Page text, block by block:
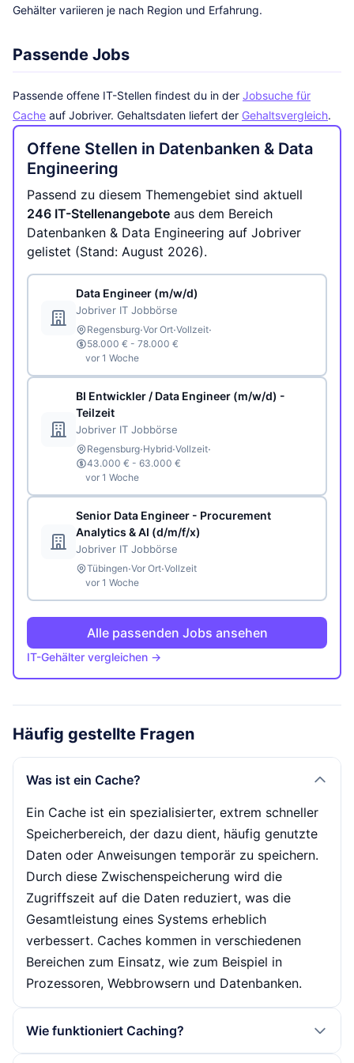
Gehälter variieren je nach Region und Erfahrung.
Passende Jobs
Passende offene IT-Stellen findest du in der Jobsuche für
Cache auf Jobriver. Gehaltsdaten liefert der Gehaltsvergleich.
Offene Stellen in Datenbanken & Data
Engineering
Passend zu diesem Themengebiet sind aktuell
246 IT-Stellenangebote aus dem Bereich
Datenbanken & Data Engineering auf Jobriver
gelistet (Stand: August 2026).
Data Engineer (m/w/d)
Jobriver IT Jobbörse
Regensburg·Vor Ort·Vollzeit·
58.000 € - 78.000 €
vor 1 Woche
BI Entwickler / Data Engineer (m/w/d) -
Teilzeit
Jobriver IT Jobbörse
Regensburg·Hybrid·Vollzeit·
43.000 € - 63.000 €
vor 1 Woche
Senior Data Engineer - Procurement
Analytics & AI (d/m/f/x)
Jobriver IT Jobbörse
Tübingen·Vor Ort·Vollzeit
vor 1 Woche
Alle passenden Jobs ansehen
IT-Gehälter vergleichen →
Häufig gestellte Fragen
Was ist ein Cache?
Ein Cache ist ein spezialisierter, extrem schneller
Speicherbereich, der dazu dient, häufig genutzte
Daten oder Anweisungen temporär zu speichern.
Durch diese Zwischenspeicherung wird die
Zugriffszeit auf die Daten reduziert, was die
Gesamtleistung eines Systems erheblich
verbessert. Caches kommen in verschiedenen
Bereichen zum Einsatz, wie zum Beispiel in
Prozessoren, Webbrowsern und Datenbanken.
Wie funktioniert Caching?